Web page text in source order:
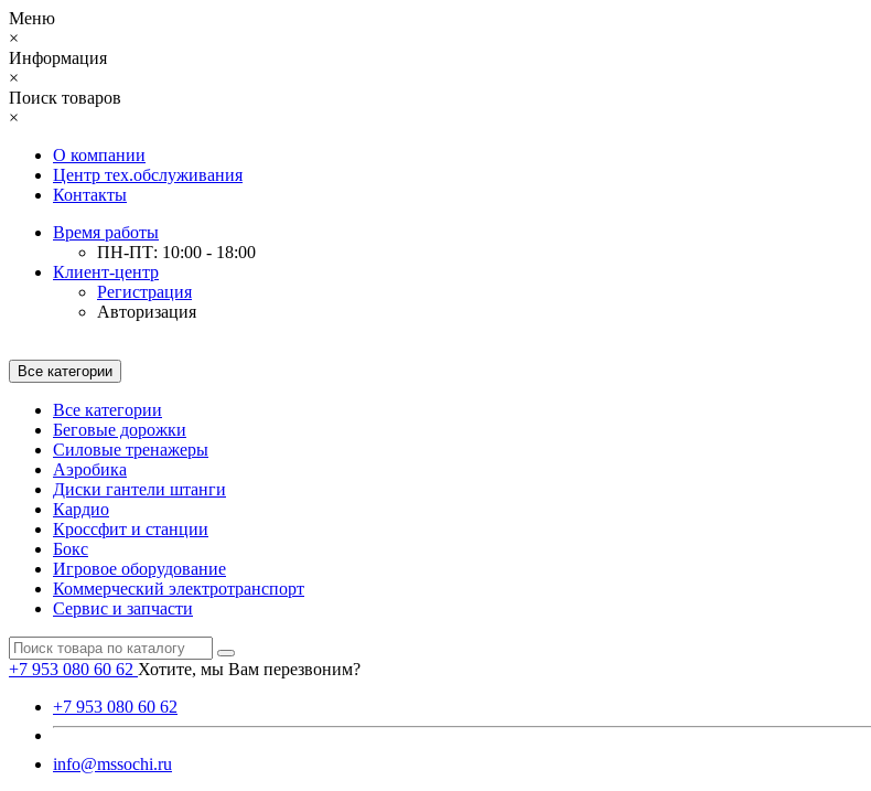
Меню
×
Информация
×
Поиск товаров
×
О компании
Центр тех.обслуживания
Контакты
Время работы
ПН-ПТ: 10:00 - 18:00
Клиент-центр
Регистрация
Авторизация
Все категории
Все категории
Беговые дорожки
Силовые тренажеры
Аэробика
Диски гантели штанги
Кардио
Кроссфит и станции
Бокс
Игровое оборудование
Коммерческий электротранспорт
Сервис и запчасти
+7 953 080 60 62 Хотите, мы Вам перезвоним?
+7 953 080 60 62
info@mssochi.ru